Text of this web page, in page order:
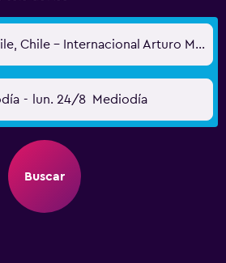
Santiago de Chile, Chile - Internacional Arturo Merino Benítez (SCL)
- lun. 24/8 Mediodía
Buscar